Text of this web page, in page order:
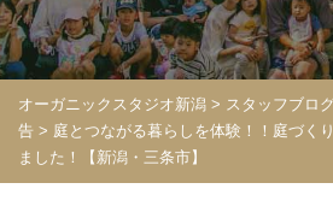
オーガニックスタジオ新潟 > スタッフブロ
告 > 庭とつながる暮らしを体験！！庭づく
ました！【新潟・三条市】